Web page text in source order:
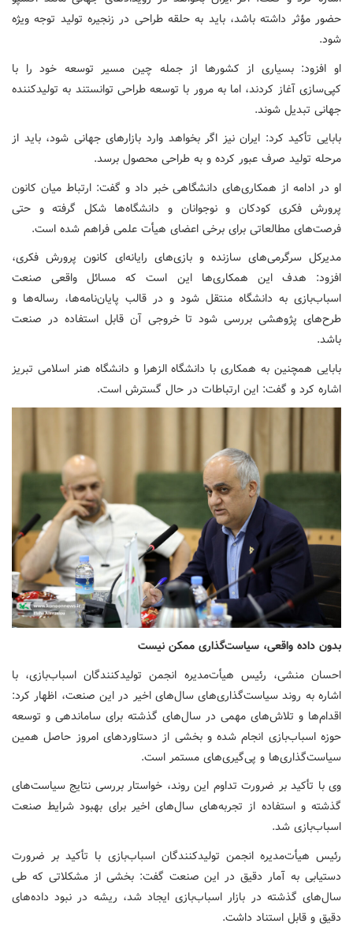
حضور مؤثر داشته باشد، باید به حلقه طراحی در زنجیره تولید توجه ویژه
شود.
او افزود: بسیاری از کشورها از جمله چین مسیر توسعه خود را با
کپی‌سازی آغاز کردند، اما به مرور با توسعه طراحی توانستند به تولیدکننده
جهانی تبدیل شوند.
بابایی تأکید کرد: ایران نیز اگر بخواهد وارد بازارهای جهانی شود، باید از
مرحله تولید صرف عبور کرده و به طراحی محصول برسد.
او در ادامه از همکاری‌های دانشگاهی خبر داد و گفت: ارتباط میان کانون
پرورش فکری کودکان و نوجوانان و دانشگاه‌ها شکل گرفته و حتی
فرصت‌های مطالعاتی برای برخی اعضای هیأت علمی فراهم شده است.
مدیرکل سرگرمی‌های سازنده و بازی‌های رایانه‌ای کانون پرورش فکری،
افزود: هدف این همکاری‌ها این است که مسائل واقعی صنعت
اسباب‌بازی به دانشگاه منتقل شود و در قالب پایان‌نامه‌ها، رساله‌ها و
طرح‌های پژوهشی بررسی شود تا خروجی آن قابل استفاده در صنعت
باشد.
بابایی همچنین به همکاری با دانشگاه الزهرا و دانشگاه هنر اسلامی تبریز
اشاره کرد و گفت: این ارتباطات در حال گسترش است.
بدون داده واقعی، سیاست‌گذاری ممکن نیست
احسان منشی، رئیس هیأت‌مدیره انجمن تولیدکنندگان اسباب‌بازی، با
اشاره به روند سیاست‌گذاری‌های سال‌های اخیر در این صنعت، اظهار کرد:
اقدام‌ها و تلاش‌های مهمی در سال‌های گذشته برای ساماندهی و توسعه
حوزه اسباب‌بازی انجام شده و بخشی از دستاوردهای امروز حاصل همین
سیاست‌گذاری‌ها و پی‌گیری‌های مستمر است.
وی با تأکید بر ضرورت تداوم این روند، خواستار بررسی نتایج سیاست‌های
گذشته و استفاده از تجربه‌های سال‌های اخیر برای بهبود شرایط صنعت
اسباب‌بازی شد.
رئیس هیأت‌مدیره انجمن تولیدکنندگان اسباب‌بازی با تأکید بر ضرورت
دستیابی به آمار دقیق در این صنعت گفت: بخشی از مشکلاتی که طی
سال‌های گذشته در بازار اسباب‌بازی ایجاد شد، ریشه در نبود داده‌های
دقیق و قابل استناد داشت.